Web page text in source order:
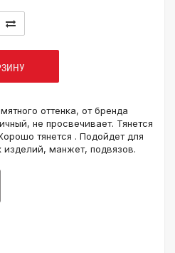
оттенка, от бренда
не просвечивает. Тянется
тянется . Подойдет для
манжет, подвязов.